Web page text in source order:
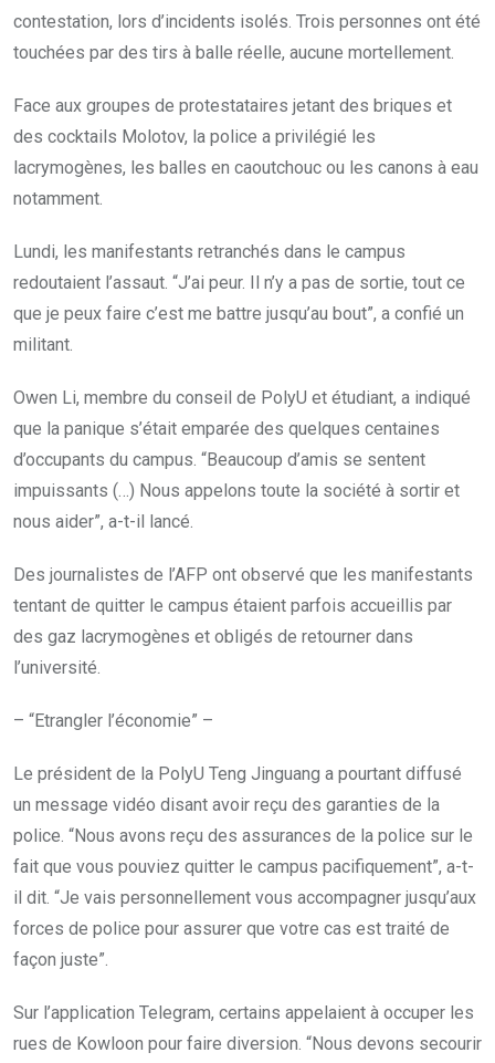
contestation, lors d’incidents isolés. Trois personnes ont été
touchées par des tirs à balle réelle, aucune mortellement.
Face aux groupes de protestataires jetant des briques et
des cocktails Molotov, la police a privilégié les
lacrymogènes, les balles en caoutchouc ou les canons à eau
notamment.
Lundi, les manifestants retranchés dans le campus
redoutaient l’assaut. “J’ai peur. Il n’y a pas de sortie, tout ce
que je peux faire c’est me battre jusqu’au bout”, a confié un
militant.
Owen Li, membre du conseil de PolyU et étudiant, a indiqué
que la panique s’était emparée des quelques centaines
d’occupants du campus. “Beaucoup d’amis se sentent
impuissants (…) Nous appelons toute la société à sortir et
nous aider”, a-t-il lancé.
Des journalistes de l’AFP ont observé que les manifestants
tentant de quitter le campus étaient parfois accueillis par
des gaz lacrymogènes et obligés de retourner dans
l’université.
– “Etrangler l’économie” –
Le président de la PolyU Teng Jinguang a pourtant diffusé
un message vidéo disant avoir reçu des garanties de la
police. “Nous avons reçu des assurances de la police sur le
fait que vous pouviez quitter le campus pacifiquement”, a-t-
il dit. “Je vais personnellement vous accompagner jusqu’aux
forces de police pour assurer que votre cas est traité de
façon juste”.
Sur l’application Telegram, certains appelaient à occuper les
rues de Kowloon pour faire diversion. “Nous devons secourir